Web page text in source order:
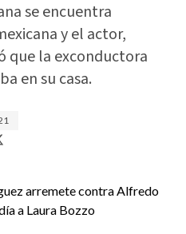
se encuentra
y el actor,
que la exconductora
en su casa.